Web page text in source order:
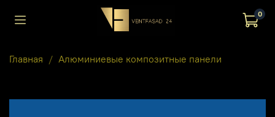
0
Главная Алюминиевые композитные панели